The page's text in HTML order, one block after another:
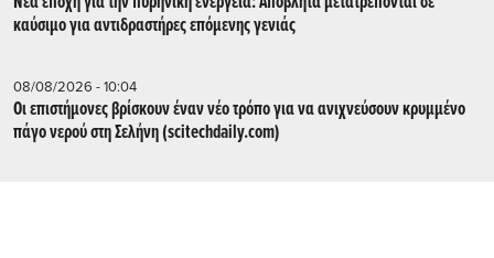
καύσιμο για αντιδραστήρες επόμενης γενιάς
08/08/2026 - 10:04
Οι επιστήμονες βρίσκουν έναν νέο τρόπο για να ανιχνεύσουν κρυμμένο
πάγο νερού στη Σελήνη (scitechdaily.com)